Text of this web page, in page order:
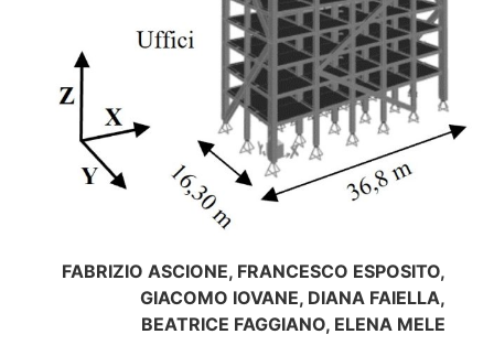
FABRIZIO ASCIONE, FRANCESCO ESPOSITO,
GIACOMO IOVANE, DIANA FAIELLA,
BEATRICE FAGGIANO, ELENA MELE